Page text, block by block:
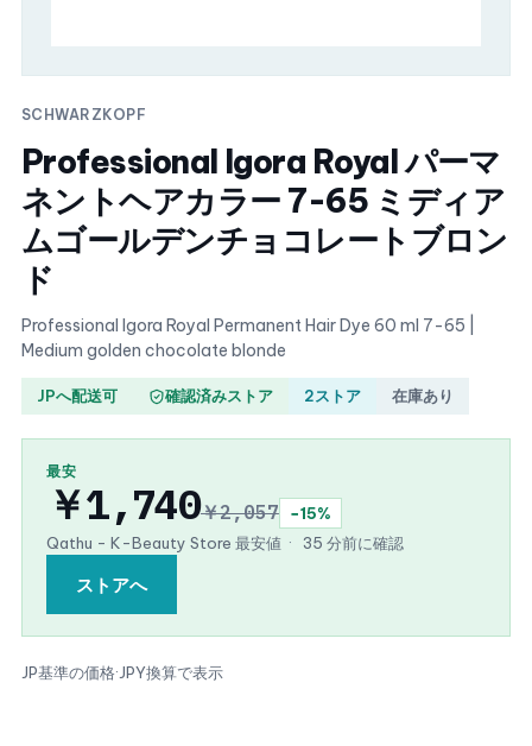
SCHWARZKOPF
Professional Igora Royal パーマ
ネントヘアカラー 7-65 ミディア
ムゴールデンチョコレートブロン
ド
Professional Igora Royal Permanent Hair Dye 60 ml 7-65 |
Medium golden chocolate blonde
JPへ配送可 確認済みストア 2ストア 在庫あり
最安
￥1,740￥2,057
−15%
Qathu - K-Beauty Store 最安値 · 35 分前に確認
ストアへ
JP基準の価格·JPY換算で表示